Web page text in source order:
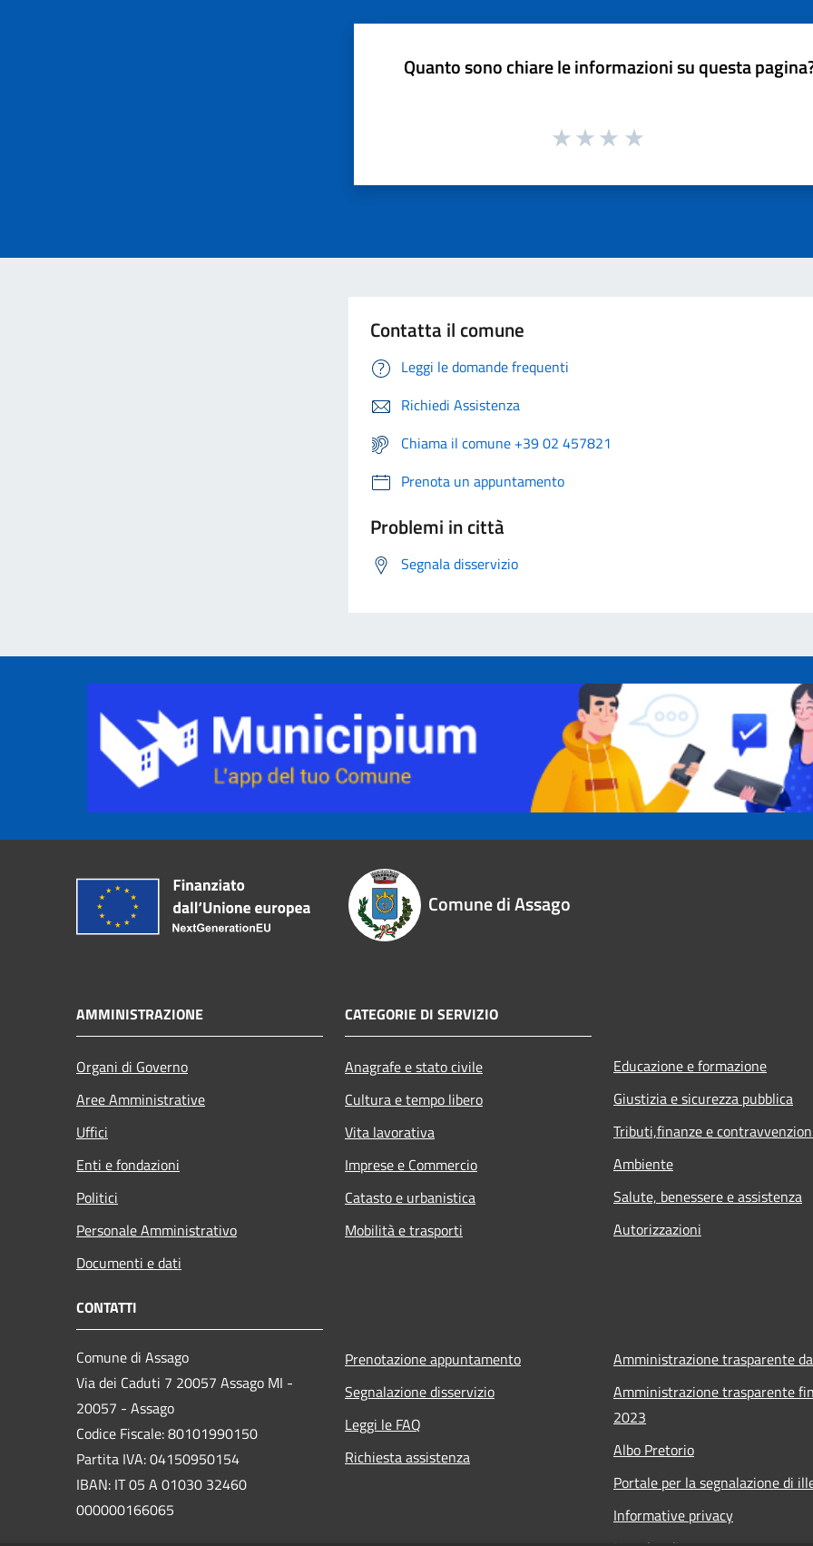
Quanto sono chiare le informazioni su questa
Contatta il comune
Leggi le domande frequenti
Richiedi Assistenza
Chiama il comune +39 02 457821
Prenota un appuntamento
Problemi in città
Segnala disservizio
Comune di Assago
AMMINISTRAZIONE
Organi di Governo
Aree Amministrative
Uffici
Enti e fondazioni
Politici
Personale Amministrativo
Documenti e dati
CATEGORIE DI SERVIZIO
Anagrafe e stato civile
Cultura e tempo libero
Vita lavorativa
Imprese e Commercio
Catasto e urbanistica
Mobilità e trasporti
Educazione e formazione
Giustizia e sicurezza pubblica
Tributi,finanze e
Ambiente
Salute, benessere e assistenza
Autorizzazioni
CONTATTI
Comune di Assago
Via dei Caduti 7 20057 Assago MI -
20057 - Assago
Codice Fiscale: 80101990150
Partita IVA: 04150950154
IBAN: IT 05 A 01030 32460
000000166065
Prenotazione appuntamento
Segnalazione disservizio
Leggi le FAQ
Richiesta assistenza
Amministrazione trasparente
Amministrazione trasparente
2023
Albo Pretorio
Portale per la segnalazione di
Informative privacy